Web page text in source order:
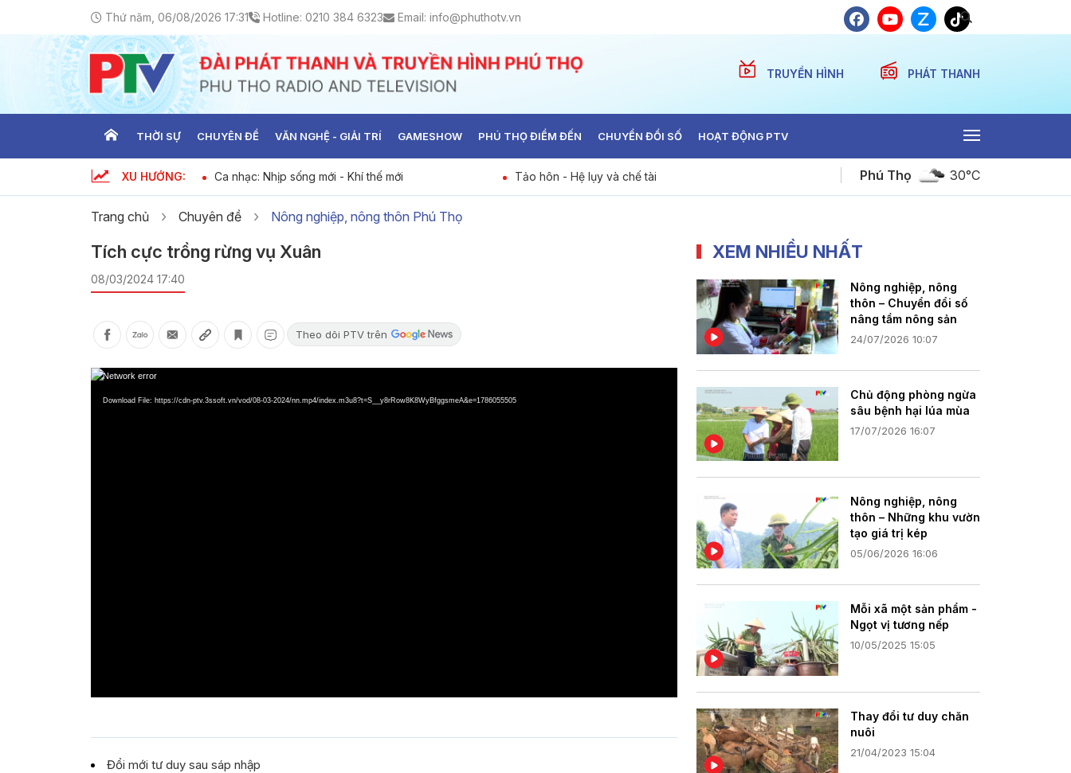
Thứ năm, 06/08/2026 17:31 Hotline: 0210 384 6323 Email: info@phuthotv.vn
TRUYỀN HÌNH PHÁT THANH
THỜI SỰ CHUYÊN ĐỀ VĂN NGHỆ - GIẢI TRÍ GAMESHOW PHÚ THỌ ĐIỂM ĐẾN CHUYỂN ĐỔI SỐ HOẠT ĐỘNG PTV
XU HƯỚNG:
tiên dùng hàng Việt Nam ngày 06- Ca nhạc: Nhịp sống mới - Khí thế mới Tảo hôn - Hệ lụy và chế tài Tiếng Mường - Khi chính sách tạo sinh kế bền
Phú Thọ 30°C
Trang chủ Chuyên đề Nông nghiệp, nông thôn Phú Thọ
Tích cực trồng rừng vụ Xuân
08/03/2024 17:40
Theo dõi PTV trên
Video
Network error
Download File: https://cdn-ptv.3ssoft.vn/vod/08-03-2024/nn.mp4/index.m3u8?t=S__y8rRow8K8WyBfggsmeA&e=1786055505
Đổi mới tư duy sau sáp nhập
XEM NHIỀU NHẤT
Nông nghiệp, nông
thôn – Chuyển đổi số
nâng tầm nông sản
24/07/2026 10:07
Chủ động phòng ngừa
sâu bệnh hại lúa mùa
17/07/2026 16:07
Nông nghiệp, nông
thôn – Những khu vườn
tạo giá trị kép
05/06/2026 16:06
Mỗi xã một sản phẩm -
Ngọt vị tương nếp
10/05/2025 15:05
Thay đổi tư duy chăn
nuôi
21/04/2023 15:04